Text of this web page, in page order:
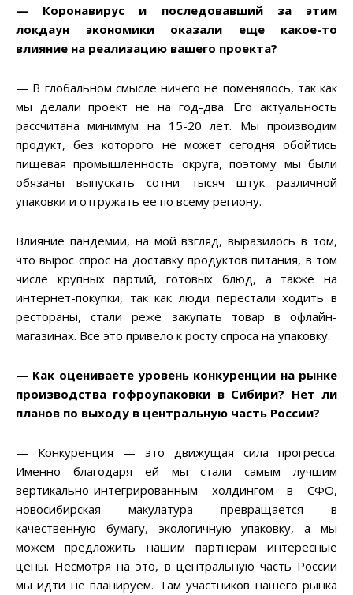
— Коронавирус и последовавший за этим
локдаун экономики оказали еще какое-то
влияние на реализацию вашего проекта?
— В глобальном смысле ничего не поменялось, так как
мы делали проект не на год-два. Его актуальность
рассчитана минимум на 15-20 лет. Мы производим
продукт, без которого не может сегодня обойтись
пищевая промышленность округа, поэтому мы были
обязаны выпускать сотни тысяч штук различной
упаковки и отгружать ее по всему региону.
Влияние пандемии, на мой взгляд, выразилось в том,
что вырос спрос на доставку продуктов питания, в том
числе крупных партий, готовых блюд, а также на
интернет-покупки, так как люди перестали ходить в
рестораны, стали реже закупать товар в офлайн-
магазинах. Все это привело к росту спроса на упаковку.
— Как оцениваете уровень конкуренции на рынке
производства гофроупаковки в Сибири? Нет ли
планов по выходу в центральную часть России?
— Конкуренция — это движущая сила прогресса.
Именно благодаря ей мы стали самым лучшим
вертикально-интегрированным холдингом в СФО,
новосибирская макулатура превращается в
качественную бумагу, экологичную упаковку, а мы
можем предложить нашим партнерам интересные
цены. Несмотря на это, в центральную часть России
мы идти не планируем. Там участников нашего рынка